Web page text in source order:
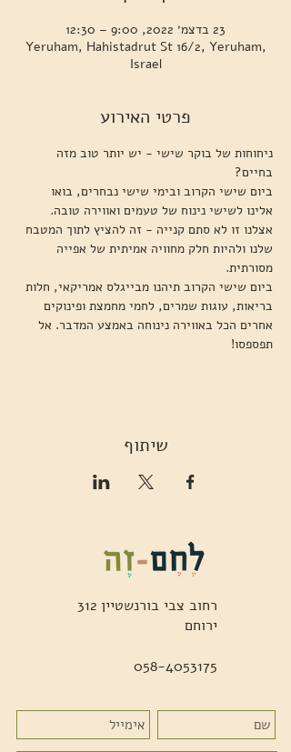
23 בדצמ׳ 2022, 9:00 – 12:30
Yeruham, Hahistadrut St 16/2, Yeruham,
Israel
פרטי האירוע
ניחוחות של בוקר שישי - יש יותר טוב מזה
בחיים?
ביום שישי הקרוב ובימי שישי נבחרים, בואו
אלינו לשישי נינוח של טעמים ואווירה טובה.
אצלנו זו לא סתם קנייה - זה להציץ לתוך המטבח
שלנו ולהיות חלק מחוויה אמיתית של אפייה
מסורתית.
ביום שישי הקרוב תיהנו מבייגלס אמריקאי, חלות
בריאות, עוגות שמרים, לחמי מחמצת ופינוקים
אחרים הכל באווירה נינוחה באמצע המדבר. אל
תפספסו!
שיתוף
רחוב צבי בורנשטיין 312
ירוחם
058-4053175